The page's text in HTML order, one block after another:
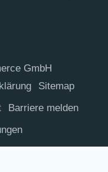
GmbH
Site­map
Bar­rie­re melden